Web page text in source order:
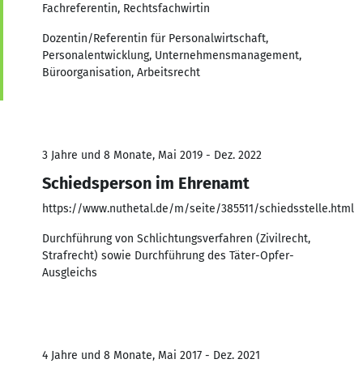
Fachreferentin, Rechtsfachwirtin
Dozentin/Referentin für Personalwirtschaft,
Personalentwicklung, Unternehmensmanagement,
Büroorganisation, Arbeitsrecht
3 Jahre und 8 Monate, Mai 2019 - Dez. 2022
Schiedsperson im Ehrenamt
https://www.nuthetal.de/m/seite/385511/schiedsstelle.html
Durchführung von Schlichtungsverfahren (Zivilrecht,
Strafrecht) sowie Durchführung des Täter-Opfer-
Ausgleichs
4 Jahre und 8 Monate, Mai 2017 - Dez. 2021